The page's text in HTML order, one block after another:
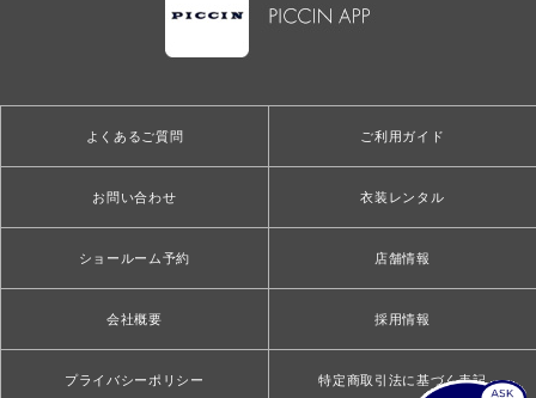
よくあるご質問 ご利用ガイド
お問い合わせ 衣装レンタル
ショールーム予約 店舗情報
会社概要 採用情報
プライバシーポリシー 特定商取引法に基づく表記